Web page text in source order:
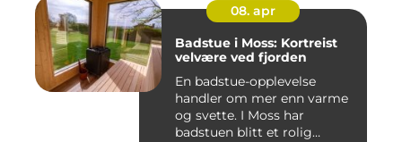
08. apr
Badstue i Moss: Kortreist
velvære ved fjorden
En badstue-opplevelse
handler om mer enn varme
og svette. I Moss har
badstuen blitt et rolig